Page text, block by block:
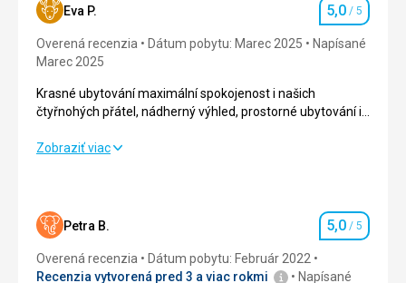
Eva P. Hodnotenie
5,0 / 5
Overená recenzia Dátum pobytu: Marec 2025
Napísané
Marec 2025
Krasné ubytování maximální spokojenost i našich
čtyřnohých přátel, nádherný výhled, prostorné ubytování i
Krasné ubytování maximální spokojenost i našich
Strava 5,0/ 5
Ubytovanie
Zobraziť viac
Petra B. Hodnotenie
5,0 / 5
Overená recenzia
Dátum pobytu: Február 2022
Recenzia vytvorená pred 3 a viac rokmi
Napísané